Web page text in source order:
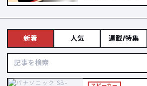
新着 人気 連載/特集